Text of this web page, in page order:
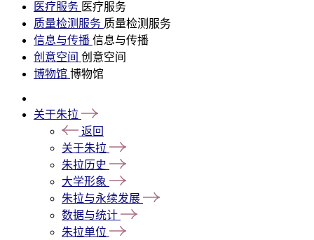
医疗服务 医疗服务
质量检测服务 质量检测服务
信息与传播 信息与传播
创意空间 创意空间
博物馆 博物馆
关于朱拉
返回
关于朱拉
朱拉历史
大学形象
朱拉与永续发展
数据与统计
朱拉单位